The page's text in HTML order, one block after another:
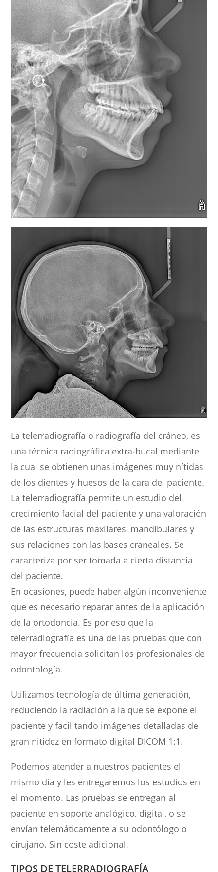
La telerradiografía o radiografía del cráneo, es
una técnica radiográfica extra-bucal mediante
la cual se obtienen unas imágenes muy nítidas
de los dientes y huesos de la cara del paciente.
La telerradiografía permite un estudio del
crecimiento facial del paciente y una valoración
de las estructuras maxilares, mandibulares y
sus relaciones con las bases craneales. Se
caracteriza por ser tomada a cierta distancia
del paciente.
En ocasiones, puede haber algún inconveniente
que es necesario reparar antes de la aplicación
de la ortodoncia. Es por eso que la
telerradiografía es una de las pruebas que con
mayor frecuencia solicitan los profesionales de
odontología.
Utilizamos tecnología de última generación,
reduciendo la radiación a la que se expone el
paciente y facilitando imágenes detalladas de
gran nitidez en formato digital DICOM 1:1.
Podemos atender a nuestros pacientes el
mismo día y les entregaremos los estudios en
el momento. Las pruebas se entregan al
paciente en soporte analógico, digital, o se
envían telemáticamente a su odontólogo o
cirujano. Sin coste adicional.
TIPOS DE TELERRADIOGRAFÍA